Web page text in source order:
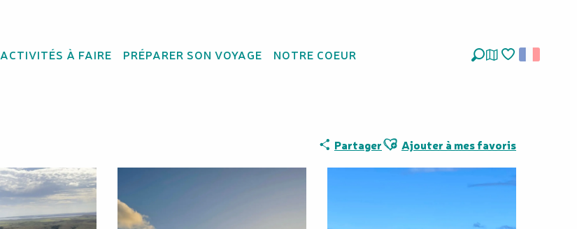
ACTIVITÉS À FAIRE PRÉPARER SON VOYAGE NOTRE COEUR
PartagerAjouter aux favoris
Ajouter à mes favoris